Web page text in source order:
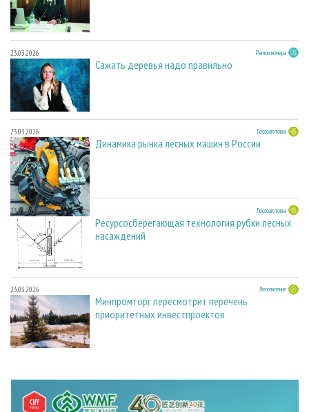
23.03.2026 Регион номера
Сажать деревья надо правильно
23.03.2026 Лесозаготовка
Динамика рынка лесных машин в России
23.03.2026 Лесозаготовка
Ресурсосберегающая технология рубки лесных
насаждений
23.03.2026 Лесопиление
Минпромторг пересмотрит перечень
приоритетных инвестпроектов